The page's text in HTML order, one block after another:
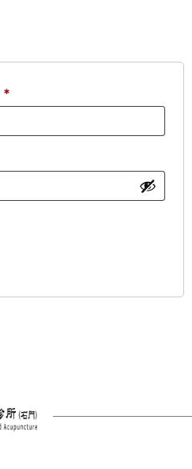
*